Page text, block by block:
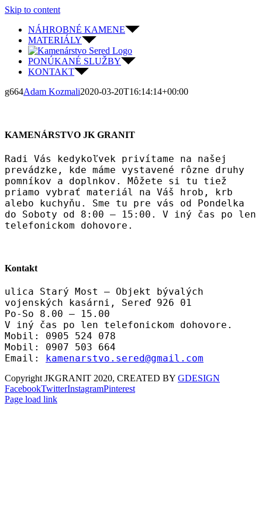
Skip to content
NÁHROBNÉ KAMENE
MATERIÁLY
PONÚKANÉ SLUŽBY
KONTAKT
g664Adam Kozmali2020-03-20T16:14:14+00:00
KAMENÁRSTVO JK GRANIT
Radi Vás kedykoľvek privítame na našej
prevádzke, kde máme vystavené rôzne druhy
pomníkov a doplnkov. Môžete si tu tiež
priamo vybrať materiál na Váš hrob, krb
alebo kuchyňu. Sme tu pre vás od Pondelka
do Soboty od 8:00 – 15:00. V iný čas po len
telefonickom dohovore.
Kontakt
ulica Starý Most – Objekt bývalých
vojenských kasárni, Sereď 926 01
Po-So 8.00 – 15.00
V iný čas po len telefonickom dohovore.
Mobil: 0905 524 078
Mobil: 0907 503 664
Email: kamenarstvo.sered@gmail.com
Copyright JKGRANIT 2020, CREATED BY GDESIGN
FacebookTwitterInstagramPinterest
Page load link